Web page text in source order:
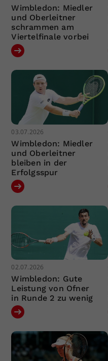
Wimbledon: Miedler
und Oberleitner
schrammen am
Viertelfinale vorbei
03.07.2026
Wimbledon: Miedler
und Oberleitner
bleiben in der
Erfolgsspur
02.07.2026
Wimbledon: Gute
Leistung von Ofner
in Runde 2 zu wenig